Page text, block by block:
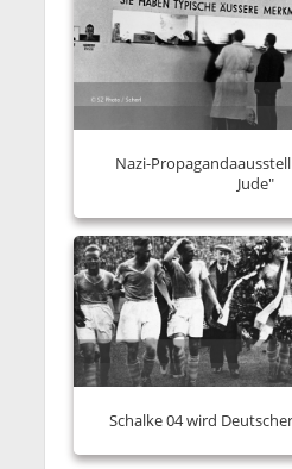
Nazi-
Jude"
Schalke 04 wird